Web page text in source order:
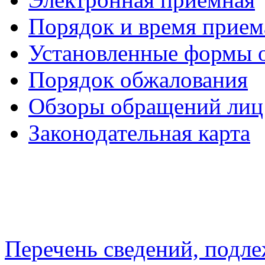
Порядок и время
Установленные формы
Порядок обжалования
Обзоры обращений лиц
Законодательная карта
Перечень сведений,